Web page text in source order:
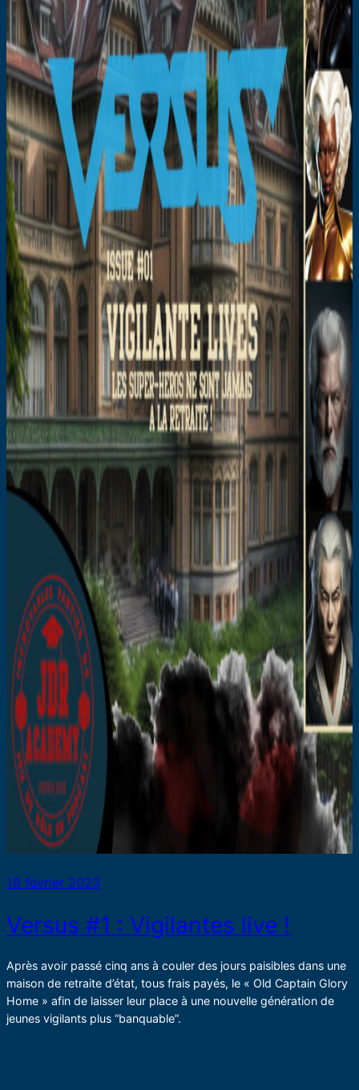
18 février 2023
Versus #1 : Vigilantes live !
Après avoir passé cinq ans à couler des jours paisibles dans une
maison de retraite d’état, tous frais payés, le « Old Captain Glory
Home » afin de laisser leur place à une nouvelle génération de
jeunes vigilants plus “banquable”.